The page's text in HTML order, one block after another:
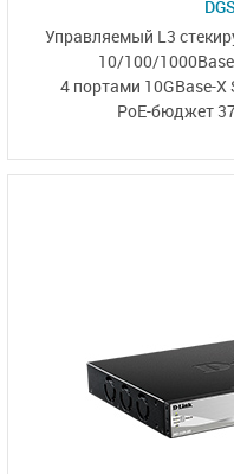
Управляемый L3
10/100/
4 портами 10GBase-X
PoE-бюджет